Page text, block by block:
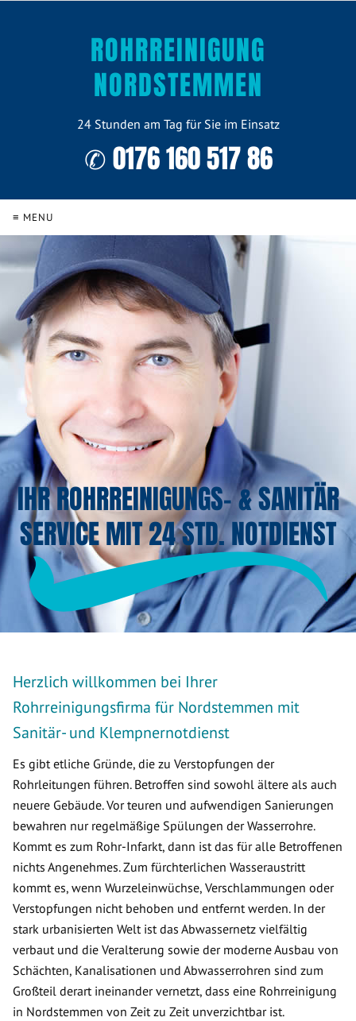
ROHRREINIGUNG
NORDSTEMMEN
24 Stunden am Tag für Sie im Einsatz
✆ 0176 160 517 86
≡ MENU
IHR ROHRREINIGUNGS- & SANITÄR
SERVICE MIT 24 STD. NOTDIENST
Herzlich willkommen bei Ihrer
Rohrreinigungsfirma für Nordstemmen mit
Sanitär- und Klempnernotdienst
Es gibt etliche Gründe, die zu Verstopfungen der
Rohrleitungen führen. Betroffen sind sowohl ältere als auch
neuere Gebäude. Vor teuren und aufwendigen Sanierungen
bewahren nur regelmäßige Spülungen der Wasserrohre.
Kommt es zum Rohr-Infarkt, dann ist das für alle Betroffenen
nichts Angenehmes. Zum fürchterlichen Wasseraustritt
kommt es, wenn Wurzeleinwüchse, Verschlammungen oder
Verstopfungen nicht behoben und entfernt werden. In der
stark urbanisierten Welt ist das Abwassernetz vielfältig
verbaut und die Veralterung sowie der moderne Ausbau von
Schächten, Kanalisationen und Abwasserrohren sind zum
Großteil derart ineinander vernetzt, dass eine Rohrreinigung
in Nordstemmen von Zeit zu Zeit unverzichtbar ist.